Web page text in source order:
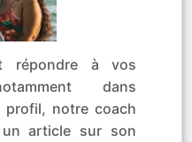
répondre à vos
dans
profil, notre coach
article sur son